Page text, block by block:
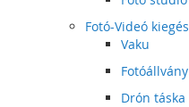
Fotó-Videó
Vaku
Drón táska